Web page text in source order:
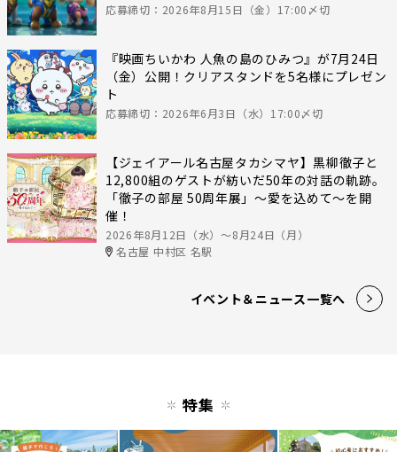
応募締切：2026年8月15日（金）17:00〆切
『映画ちいかわ 人魚の島のひみつ』が7月24日
（金）公開！クリアスタンドを5名様にプレゼン
ト
応募締切：2026年6月3日（水）17:00〆切
【ジェイアール名古屋タカシマヤ】黒柳徹子と
12,800組のゲストが紡いだ50年の対話の軌跡。
「徹子の部屋 50周年展」～愛を込めて～を開
催！
2026年8月12日（水）〜8月24日（月）
名古屋 中村区 名駅
イベント＆ニュース一覧へ
特集